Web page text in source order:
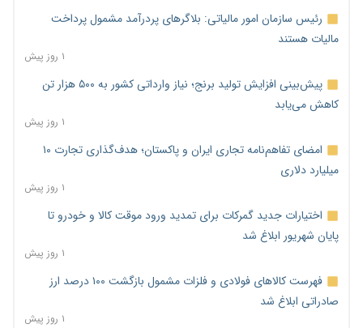
رئیس سازمان امور مالیاتی: بلاگرهای پردرآمد مشمول پرداخت
مالیات هستند
۱ روز پیش
پیش‌بینی افزایش تولید برنج؛ نیاز وارداتی کشور به ۵۰۰ هزار تن
کاهش می‌یابد
۱ روز پیش
امضای تفاهم‌نامه تجاری ایران و پاکستان؛ هدف‌گذاری تجارت ۱۰
میلیارد دلاری
۱ روز پیش
اختیارات جدید گمرکات برای تمدید ورود موقت کالا و خودرو تا
پایان شهریور ابلاغ شد
۱ روز پیش
فهرست کالاهای فولادی و فلزات مشمول بازگشت ۱۰۰ درصد ارز
صادراتی ابلاغ شد
۱ روز پیش